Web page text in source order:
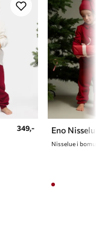
349,- Eno
Nisselue i